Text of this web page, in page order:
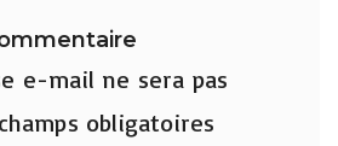
e-mail ne sera pas
obligatoires